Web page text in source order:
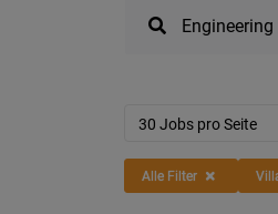
30 Jobs pro Seite
Alle Filter